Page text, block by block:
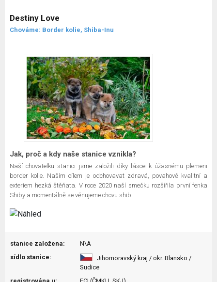
Destiny Love
Chováme: Border kolie, Shiba-Inu
Jak, proč a kdy naše stanice vznikla?
Naší chovatelku stanici jsme založili díky lásce k úžasnému plemeni
border kolie. Naším cílem je odchovavat zdravá, povahově kvalitní a
exteriem hezká štěňata. V roce 2020 naší smečku rozšířila první fenka
Shiby a momentálně se věnujeme chovu shib.
stanice založena:
N\A
sídlo stanice:
Jihomoravský kraj / okr. Blansko /
Sudice